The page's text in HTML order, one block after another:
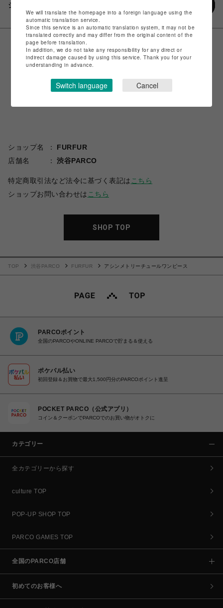
シェアする
ショップ名
FURFUR
店舗名
渋谷PARCO
特定商取引法など法令に基づく表記は こちら
ショップお問い合わせは こちら
SHOP TOP
TOP 渋谷PARCO FURFUR アシンメトリーチュールワンピース
PARCOポイント
全国のPARCOやONLINE PARCOで貯まる＆使える
ポケパル払い
初回登録＆お買物で最大1,500円分のPARCOポイント進呈
POCKET PARCO（公式アプリ）
コイン＆クーポンでPARCOでのお買い物がオトクに
カテゴリー
全カテゴリーから探す
culture TOP
POP-UP SHOP TOP
PARCO GAMES TOP
全国のPARCO店舗
初めてのお客様へ
We will translate the homepage into a foreign language using the
automatic translation service.
Since this service is an automatic translation system, it may not be
translated correctly and may differ from the original content of the
page before translation.
In addition, we do not take any responsibility for any direct or
indirect damage caused by using this service. Thank you for your
understanding in advance.
Switch language Cancel